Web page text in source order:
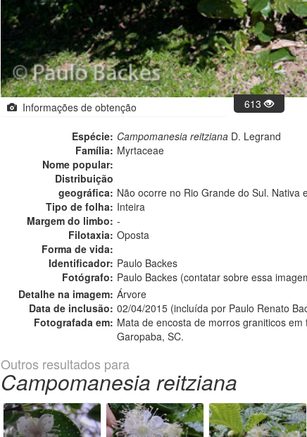
Informações de obtenção 613
Espécie: Campomanesia reitziana D. Legrand
Família: Myrtaceae
Nome popular:
Distribuição
geográfica: Não ocorre no Rio Grande do Sul. Nativa
Tipo de folha: Inteira
Margem do limbo: -
Filotaxia: Oposta
Forma de vida:
Identificador: Paulo Backes
Fotógrafo: Paulo Backes (contatar sobre essa
Detalhe na imagem: Árvore
Data de inclusão: 02/04/2015 (incluída por Paulo Renato
Fotografada em: Mata de encosta de morros graniticos
Garopaba, SC.
Outros resultados para
Campomanesia reitziana